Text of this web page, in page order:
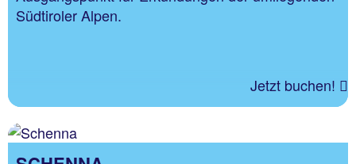
Südtiroler Alpen.
Jetzt buchen!